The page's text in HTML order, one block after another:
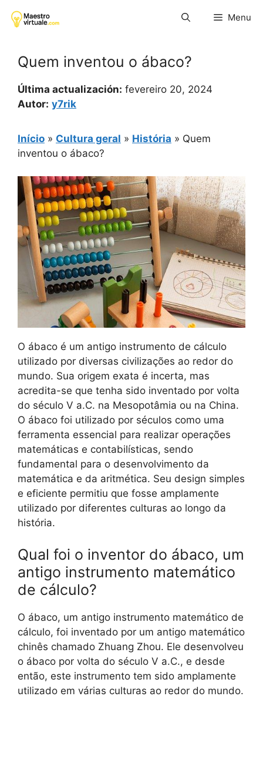
para
Menu
Quem inventou o ábaco?
Última actualización: fevereiro 20, 2024
Autor: y7rik
Início » Cultura geral » História » Quem
inventou o ábaco?
O ábaco é um antigo instrumento de cálculo
utilizado por diversas civilizações ao redor do
mundo. Sua origem exata é incerta, mas
acredita-se que tenha sido inventado por volta
do século V a.C. na Mesopotâmia ou na China.
O ábaco foi utilizado por séculos como uma
ferramenta essencial para realizar operações
matemáticas e contabilísticas, sendo
fundamental para o desenvolvimento da
matemática e da aritmética. Seu design simples
e eficiente permitiu que fosse amplamente
utilizado por diferentes culturas ao longo da
história.
Qual foi o inventor do ábaco, um
antigo instrumento matemático
de cálculo?
O ábaco, um antigo instrumento matemático de
cálculo, foi inventado por um antigo matemático
chinês chamado Zhuang Zhou. Ele desenvolveu
o ábaco por volta do século V a.C., e desde
então, este instrumento tem sido amplamente
utilizado em várias culturas ao redor do mundo.